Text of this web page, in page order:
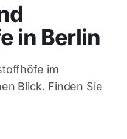
in Berlin
im
Blick. Finden Sie